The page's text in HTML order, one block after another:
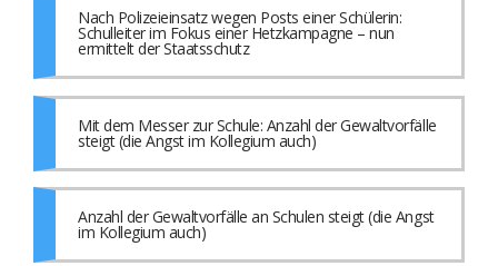
Nach Polizeieinsatz wegen Posts einer Schülerin:
Schulleiter im Fokus einer Hetzkampagne – nun
ermittelt der Staatsschutz
Mit dem Messer zur Schule: Anzahl der Gewaltvorfälle
steigt (die Angst im Kollegium auch)
Anzahl der Gewaltvorfälle an Schulen steigt (die Angst
im Kollegium auch)